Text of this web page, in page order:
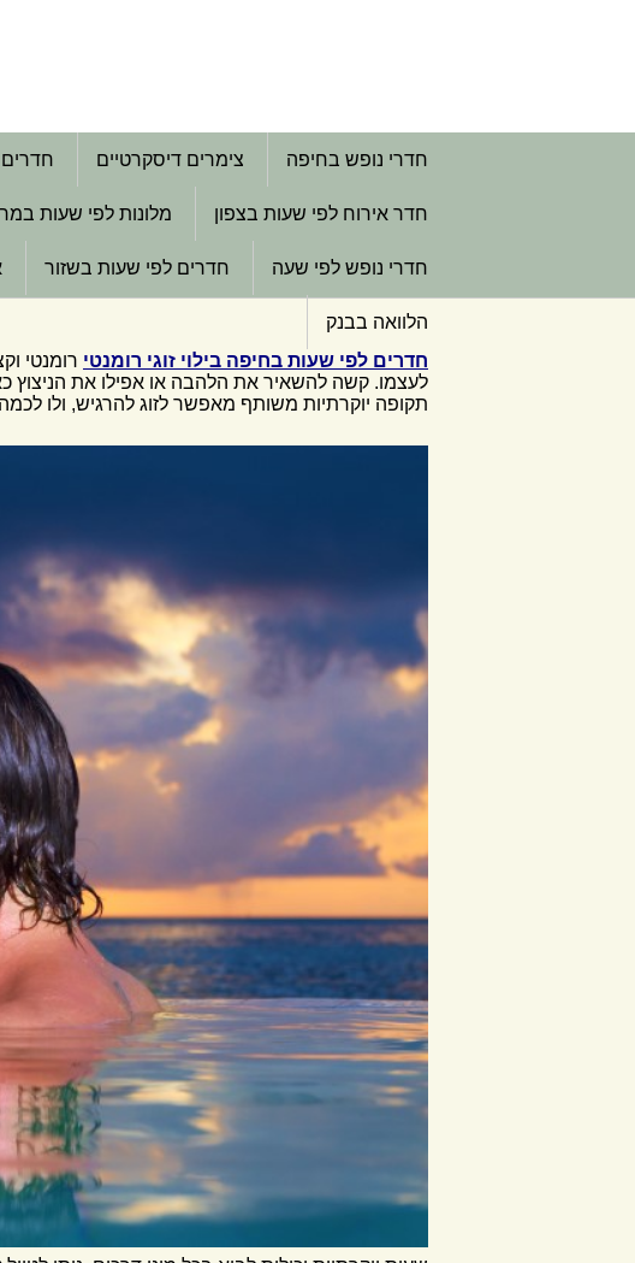
חדרי נופש בחיפה צימרים דיסקרטיים חדרים
חדר אירוח לפי שעות בצפון מלונות לפי שעות
חדרי נופש לפי שעה חדרים לפי שעות בשזור
הלוואה בבנק
חדרים לפי שעות בחיפה בילוי זוגי רומנטי רומנטי
לעצמו. קשה להשאיר את הלהבה או אפילו את הניצוץ
תקופה יוקרתיות משותף מאפשר לזוג להרגיש, ולו